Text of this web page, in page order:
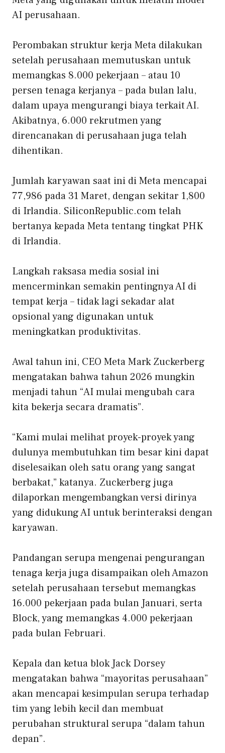
AI perusahaan.
Perombakan struktur kerja Meta dilakukan
setelah perusahaan memutuskan untuk
memangkas 8.000 pekerjaan – atau 10
persen tenaga kerjanya – pada bulan lalu,
dalam upaya mengurangi biaya terkait AI.
Akibatnya, 6.000 rekrutmen yang
direncanakan di perusahaan juga telah
dihentikan.
Jumlah karyawan saat ini di Meta mencapai
77,986 pada 31 Maret, dengan sekitar 1,800
di Irlandia. SiliconRepublic.com telah
bertanya kepada Meta tentang tingkat PHK
di Irlandia.
Langkah raksasa media sosial ini
mencerminkan semakin pentingnya AI di
tempat kerja – tidak lagi sekadar alat
opsional yang digunakan untuk
meningkatkan produktivitas.
Awal tahun ini, CEO Meta Mark Zuckerberg
mengatakan bahwa tahun 2026 mungkin
menjadi tahun “AI mulai mengubah cara
kita bekerja secara dramatis”.
“Kami mulai melihat proyek-proyek yang
dulunya membutuhkan tim besar kini dapat
diselesaikan oleh satu orang yang sangat
berbakat,” katanya. Zuckerberg juga
dilaporkan mengembangkan versi dirinya
yang didukung AI untuk berinteraksi dengan
karyawan.
Pandangan serupa mengenai pengurangan
tenaga kerja juga disampaikan oleh Amazon
setelah perusahaan tersebut memangkas
16.000 pekerjaan pada bulan Januari, serta
Block, yang memangkas 4.000 pekerjaan
pada bulan Februari.
Kepala dan ketua blok Jack Dorsey
mengatakan bahwa “mayoritas perusahaan”
akan mencapai kesimpulan serupa terhadap
tim yang lebih kecil dan membuat
perubahan struktural serupa “dalam tahun
depan”.